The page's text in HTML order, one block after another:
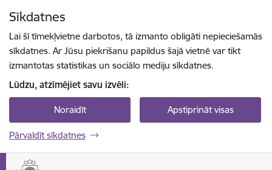
Sīkdatnes
Lai šī tīmekļvietne darbotos, tā izmanto obligāti nepieciešamās
sīkdatnes. Ar Jūsu piekrišanu papildus šajā vietnē var tikt
izmantotas statistikas un sociālo mediju sīkdatnes.
Lūdzu, atzīmējiet savu izvēli:
Noraidīt Apstiprināt visas
Pārvaldīt sīkdatnes